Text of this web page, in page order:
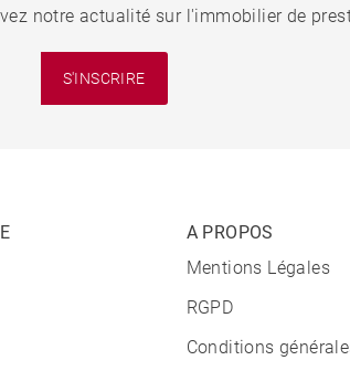
notre actualité sur l'immobilier de
S'INSCRIRE
A PROPOS
Mentions Légales
RGPD
Conditions